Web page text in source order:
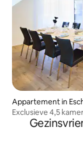
Appartement in
Exclusieve 4,5